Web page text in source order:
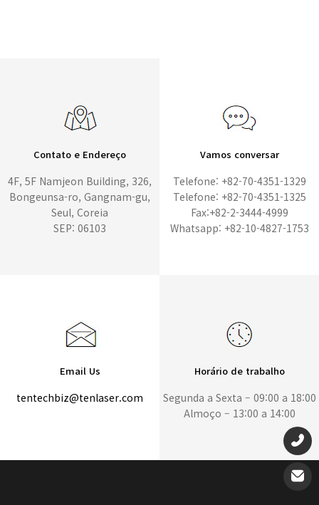
Contato e Endereço
4F, 5F Namjeon Building, 326,
Bongeunsa-ro, Gangnam-gu,
Seul, Coreia
SEP: 06103
Vamos conversar
Telefone: +82-70-4351-1329
Telefone: +82-70-4351-1325
Fax:+82-2-3444-4999
Whatsapp: +82-10-4827-1753
Email Us
tentechbiz@tenlaser.com
Horário de trabalho
Segunda a Sexta – 09:00 a 18:00
Almoço – 13:00 a 14:00